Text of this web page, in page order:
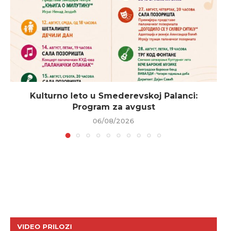
Kulturno leto u Smederevskoj Palanci:
Program za avgust
06/08/2026
VIDEO PRILOZI